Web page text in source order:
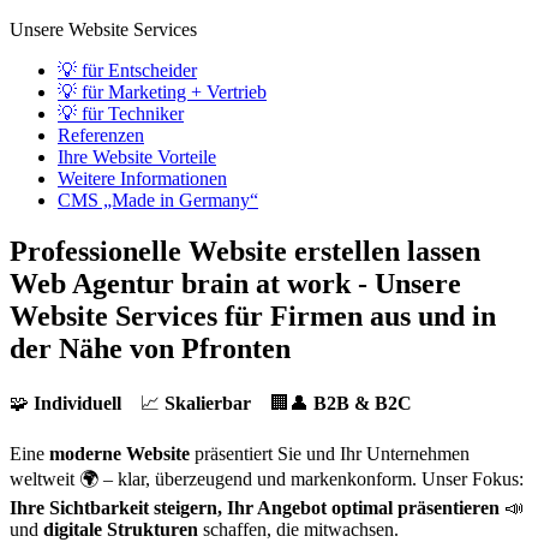
Unsere Website Services
💡 für Entscheider
💡 für Marketing + Vertrieb
💡 für Techniker
Referenzen
Ihre Website Vorteile
Weitere Informationen
CMS „Made in Germany“
Professionelle Website erstellen lassen
Web Agentur brain at work - Unsere
Website Services für Firmen aus und in
der Nähe von Pfronten
🧩 Individuell 📈 Skalierbar 🏢👤 B2B & B2C
Eine moderne Website präsentiert Sie und Ihr Unternehmen
weltweit 🌍 – klar, überzeugend und markenkonform. Unser Fokus:
Ihre Sichtbarkeit steigern, Ihr Angebot optimal präsentieren 📣
und digitale Strukturen schaffen, die mitwachsen.